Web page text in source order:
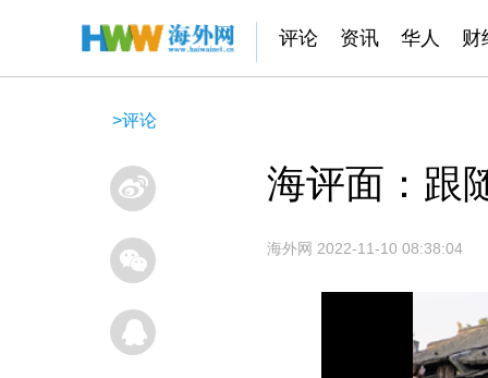
评论 资讯 华人 财
>评论
海评面：跟
海外网 2022-11-10 08:38:04